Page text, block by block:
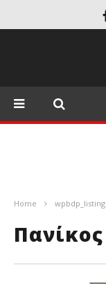
Home wpbdp_listing